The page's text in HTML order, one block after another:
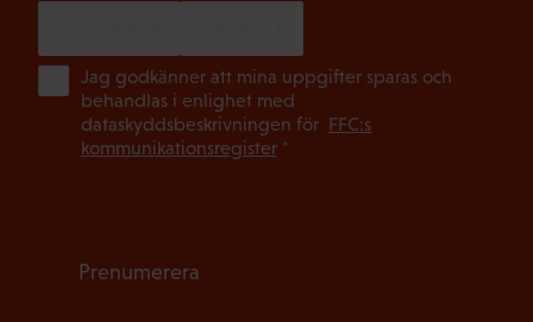
Jag godkänner att mina uppgifter sparas och
behandlas i enlighet med
dataskyddsbeskrivningen för FFC:s
kommunikationsregister*
Prenumerera